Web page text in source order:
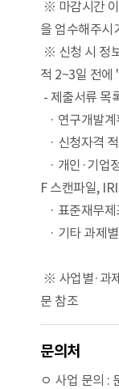
※ 마감시간
을 엄수해주시
※ 신청 시 정
적 2~3일 전에
- 제출서류 목
· 연구개발
· 신청자격
· 개인·기업
F 스캔파일,
· 표준재무
· 기타 과제
※ 사업별·과
문 참조
문의처
ㅇ 사업 문의 :